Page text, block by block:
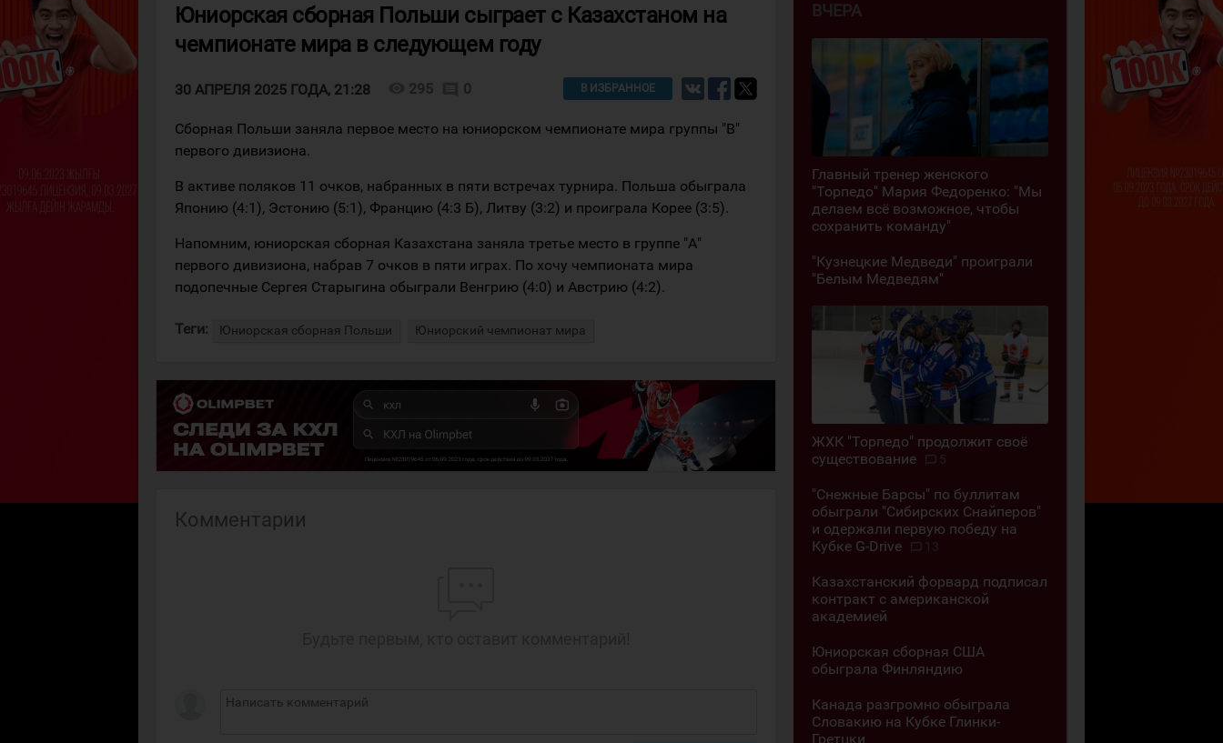
Юниорская сборная Польши сыграет с Казахстаном на
чемпионате мира в следующем году
30 АПРЕЛЯ 2025 ГОДА, 21:28 295 0 В ИЗБРАННОЕ
Сборная Польши заняла первое место на юниорском чемпионате мира группы "В"
первого дивизиона.
В активе поляков 11 очков, набранных в пяти встречах турнира. Польша обыграла
Японию (4:1), Эстонию (5:1), Францию (4:3 Б), Литву (3:2) и проиграла Корее (3:5).
Напомним, юниорская сборная Казахстана заняла третье место в группе "А"
первого дивизиона, набрав 7 очков в пяти играх. По хочу чемпионата мира
подопечные Сергея Старыгина обыграли Венгрию (4:0) и Австрию (4:2).
Теги: Юниорская сборная Польши Юниорский чемпионат мира
Комментарии
ВЧЕРА
Главный тренер женского
"Торпедо" Мария Федоренко: "Мы
делаем всё возможное, чтобы
сохранить команду"
"Кузнецкие Медведи" проиграли
"Белым Медведям"
ЖХК "Торпедо" продолжит своё
существование
5
"Снежные Барсы" по буллитам
обыграли "Сибирских Снайперов"
и одержали первую победу на
Кубке G-Drive
13
Казахстанский форвард подписал
контракт с американской
академией
Юниорская сборная США
обыграла Финляндию
Канада разгромно обыграла
Словакию на Кубке Глинки-
Гретцки